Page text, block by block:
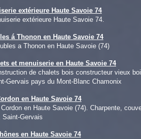
extérieure Haute Savoie 74
extérieure Haute Savoie 74.
á Thonon en Haute Savoie 74
a Thonon en Haute Savoie (74)
et menuiserie en Haute Savoie 74
de chalets bois constructeur vieux
Gervais pays du Mont-Blanc Chamonix
en Haute Savoie 74
en Haute Savoie (74). Charpente,
Saint-Gervais
en Haute Savoie 74